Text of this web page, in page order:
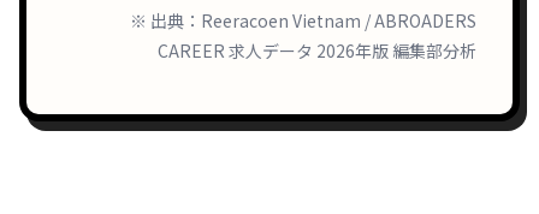
※ 出典：Reeracoen Vietnam / ABROADERS
CAREER 求人データ 2026年版 編集部分析